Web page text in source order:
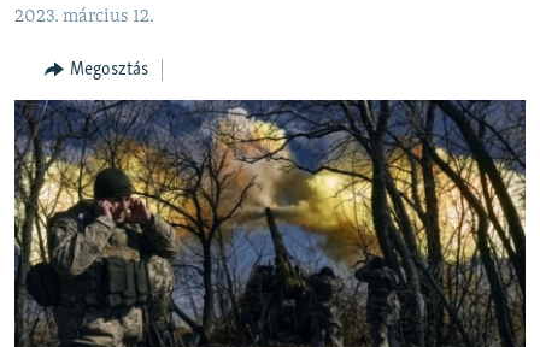
keresésre
SZABADON
TÁRSADALOM
DEMOKRÁCIA
A PÉNZ NYOMÁBAN
EURÓPAI UNIÓ
VILÁG
KLÍMAVÁLTOZÁS
A MÚLT TANULSÁGAI
2023. március 12.
Megosztás